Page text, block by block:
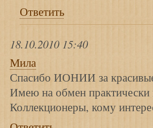
Ответить
18.10.2010 15:40
Мила
Спасибо ИОНИИ за
Имею на обмен практически
Коллекционеры, кому